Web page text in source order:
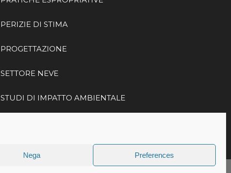
Nega Preferences
PERIZIE DI STIMA
PROGETTAZIONE
SETTORE NEVE
STUDI DI IMPATTO AMBIENTALE